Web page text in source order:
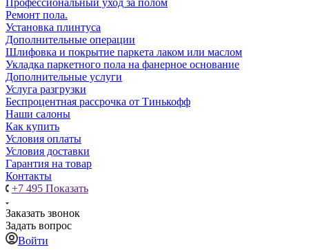
Профессиональный уход за полом
Ремонт пола.
Установка плинтуса
Дополнительные операции
Шлифовка и покрытие паркета лаком или маслом
Укладка паркетного пола на фанерное основание
Дополнительные услуги
Услуга разгрузки
Беспроцентная рассрочка от Тинькофф
Наши салоны
Как купить
Условия оплаты
Условия доставки
Гарантия на товар
Контакты
+7 495 Показать
Заказать звонок
Задать вопрос
Войти